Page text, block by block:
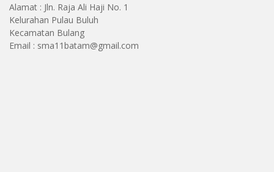
Alamat : Jln. Raja Ali Haji No. 1
Kelurahan Pulau Buluh
Kecamatan Bulang
Email : sma11batam@gmail.com